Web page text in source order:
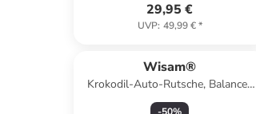
29,95 €
UVP: 49,99 €*
Wisam®
Krokodil-Auto-Rutsche, Balance-
Bahn, 5 Ebenen